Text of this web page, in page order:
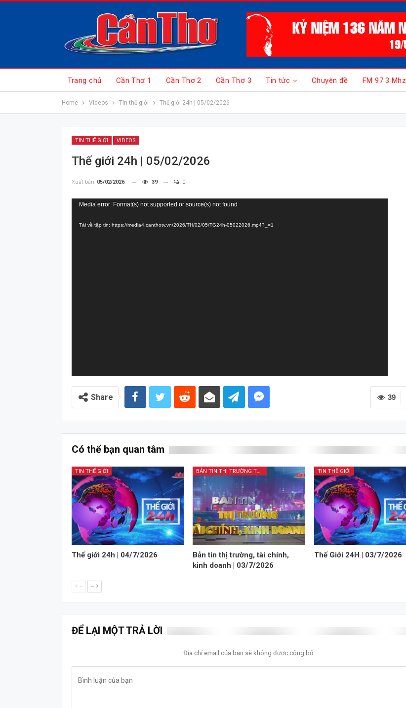
Trang chủ Cần Thơ 1 Cần Thơ 2 Cần Thơ 3 Tin tức Chuyên đề FM 97.3 Mhz
Home Videos Tin thế giới Thế giới 24h | 05/02/2026
TIN THẾ GIỚI VIDEOS
Thế giới 24h | 05/02/2026
Xuất bản 05/02/2026 39 0
Trình
Video
Media error: Format(s) not supported or source(s) not found
Tải về tập tin: https://media4.canthotv.vn/2026/TH/02/05/TG24h-05022026.mp4?_=1
39
Share
Có thể bạn quan tâm
TIN THẾ GIỚI
Thế giới 24h | 04/7/2026
BẢN TIN THỊ TRƯỜNG TÀI CHÍNH KINH DOANH
Bản tin thị trường, tài chính,
kinh doanh | 03/7/2026
TIN THẾ GIỚI
Thế Giới 24H | 03/7/2026
-- --
ĐỂ LẠI MỘT TRẢ LỜI
Địa chỉ email của bạn sẽ không được công bố.